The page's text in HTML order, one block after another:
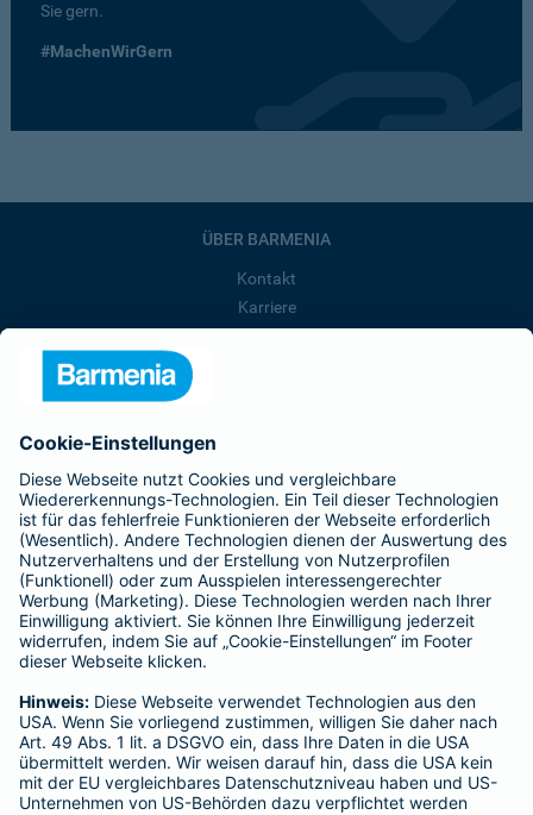
Sie gern.
#MachenWirGern
ÜBER BARMENIA
Kontakt
Karriere
Barmenia ist Teil der BarmeniaGothaer
BELIEBTE SEITEN
Kranken-Zusatzversicherung
Tierversicherungen
Haftpflichtversicherung
Hausratversicherung
Adresse ändern
Schaden melden
Kilometerstandsmeldung
Serviceübersicht